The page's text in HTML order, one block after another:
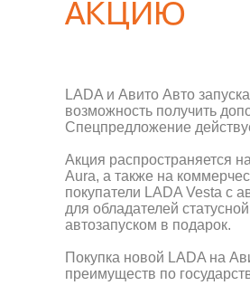
АКЦИЮ
LADA и Авито Авто
возможность получить
Спецпредложение
Акция распространяется
Aura, а также на
покупатели LADA Vesta с
для обладателей
автозапуском в подарок.
Покупка новой LADA на
преимуществ по